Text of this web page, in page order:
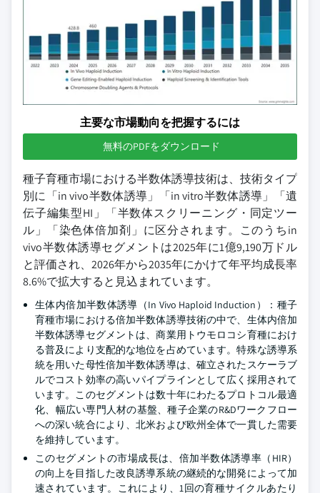
主要な市場動向を把握するには
無料のPDFをダウンロード
種子育種市場における半数体誘導技術は、技術タイプ
別に「in vivo半数体誘導」「in vitro半数体誘導」「遺
伝子編集型HI」「半数体スクリーニング・同定ツー
ル」「染色体倍加剤」に区分されます。このうちin
vivo半数体誘導セグメントは2025年に1億9,190万ドル
と評価され、2026年から2035年にかけて年平均成長率
8.6%で拡大すると見込まれています。
生体内倍加半数体誘導（In Vivo Haploid Induction）：種子
育種市場における倍加半数体誘導技術の中で、生体内倍加
半数体誘導セグメントは、商業用トウモロコシ育種におけ
る普及により支配的な地位を占めています。特殊な誘導系
統を用いた母性倍加半数体誘導は、確立されたスケーラブ
ルでコスト効率の高いパイプラインとして広く採用されて
います。このセグメントは数十年にわたるプロトコル最適
化、幅広い専門人材の基盤、種子企業のR&Dワークフロー
への深い統合により、北米および欧州全体で一貫した需要
を維持しています。
このセグメントの市場成長は、倍加半数体誘導率（HIR）
の向上を目指した改良誘導系統の継続的な開発によって加
速されています。これにより、1回の育種サイクルあたり